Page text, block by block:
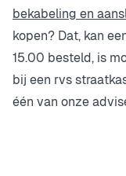
bekabeling en
kopen? Dat, kan
15.00 besteld, is
bij een rvs
één van onze